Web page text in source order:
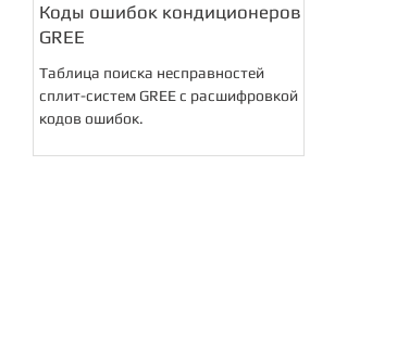
Коды ошибок кондиционеров
GREE
Таблица поиска несправностей
сплит-систем GREE с расшифровкой
кодов ошибок.